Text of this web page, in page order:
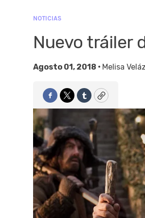
NOTICIAS
Nuevo tráiler
Agosto 01, 2018 • Melisa
Facebook
TwitterTumblrCopy